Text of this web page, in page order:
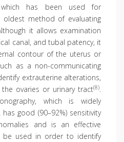
which has been used for
method of evaluating
it allows examination
canal, and tubal patency, it
contour of the uterus or
as a non-communicating
extrauterine alterations,
ovaries or urinary tract(8).
which is widely
good (90–92%) sensitivity
and is an effective
be used in order to identify